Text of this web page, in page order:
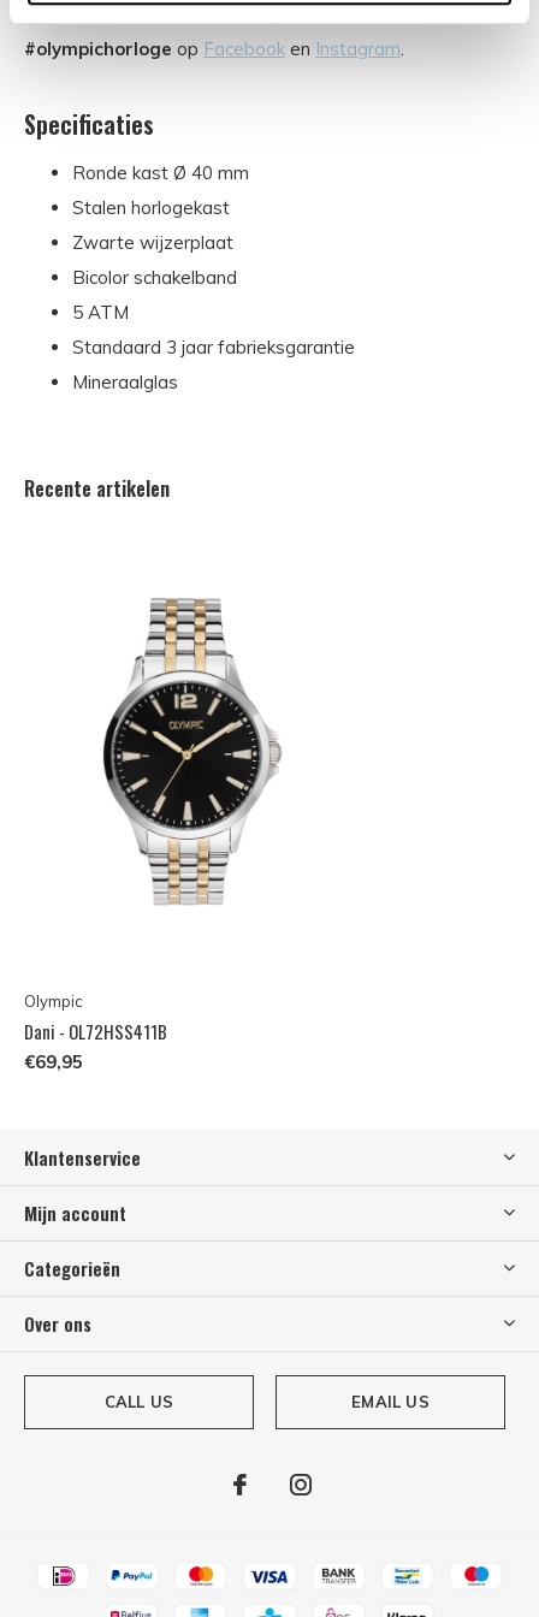
opdoen? Volg ons en tag@olympic.horlogesof gebruik
#olympichorloge op Facebook en Instagram.
Specificaties
Ronde kast Ø 40 mm
Stalen horlogekast
Zwarte wijzerplaat
Bicolor schakelband
5 ATM
Standaard 3 jaar fabrieksgarantie
Mineraalglas
Recente artikelen
Olympic
Dani - OL72HSS411B
€69,95
Klantenservice
Mijn account
Categorieën
Over ons
CALL US EMAIL US